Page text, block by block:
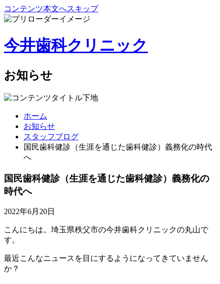
コンテンツ本文へスキップ
今井歯科クリニック
お知らせ
ホーム
お知らせ
スタッフブログ
国民歯科健診（生涯を通じた歯科健診）義務化の時代
へ
国民歯科健診（生涯を通じた歯科健診）義務化の
時代へ
2022年6月20日
こんにちは。埼玉県秩父市の今井歯科クリニックの丸山で
す。
最近こんなニュースを目にするようになってきていません
か？